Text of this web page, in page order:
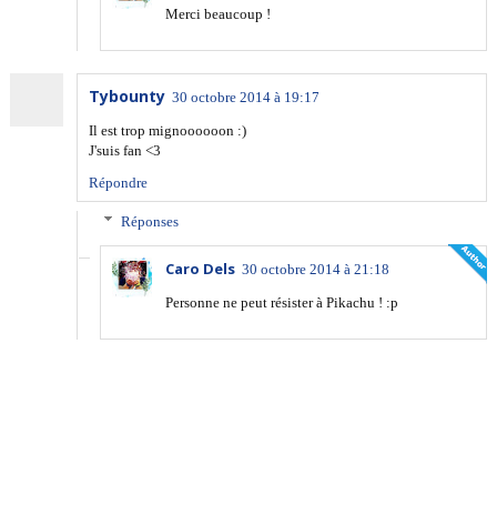
Merci beaucoup !
Tybounty 30 octobre 2014 à 19:17
Il est trop mignoooooon :)
J'suis fan <3
Répondre
Réponses
Caro Dels 30 octobre 2014 à 21:18
Personne ne peut résister à Pikachu ! :p